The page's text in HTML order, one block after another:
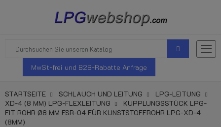
MwSt-frei und B2B-Rabatte Anfrage
STARTSEITE SCHLAUCH UND LEITUNG
LPG-LEITUNG
XD-4 (8 MM) LPG-FLEXLEITUNG
KUPPLUNGSSTÜCK LPG-
FIT ROHR Ø8 MM FSR-04 FÜR KUNSTSTOFFROHR LPG-XD-4
(8MM)